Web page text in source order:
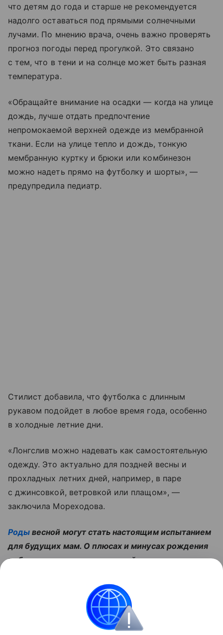
что детям до года и старше не рекомендуется
надолго оставаться под прямыми солнечными
лучами. По мнению врача, очень важно проверять
прогноз погоды перед прогулкой. Это связано
с тем, что в тени и на солнце может быть разная
температура.
«Обращайте внимание на осадки — когда на улице
дождь, лучше отдать предпочтение
непромокаемой верхней одежде из мембранной
ткани. Если на улице тепло и дождь, тонкую
мембранную куртку и брюки или комбинезон
можно надеть прямо на футболку и шорты», —
предупредила педиатр.
Стилист добавила, что футболка с длинным
рукавом подойдет в любое время года, особенно
в холодные летние дни.
«Лонгслив можно надевать как самостоятельную
одежду. Это актуально для поздней весны и
прохладных летних дней, например, в паре
с джинсовкой, ветровкой или плащом», —
заключила Мореходова.
Роды весной могут стать настоящим испытанием
для будущих мам. О плюсах и минусах рождения
ребенка в это время года узнайте в галерее:
Как чувствовать себя хорошей
мамой, если видишь ребенка только перед сном
Воспитание